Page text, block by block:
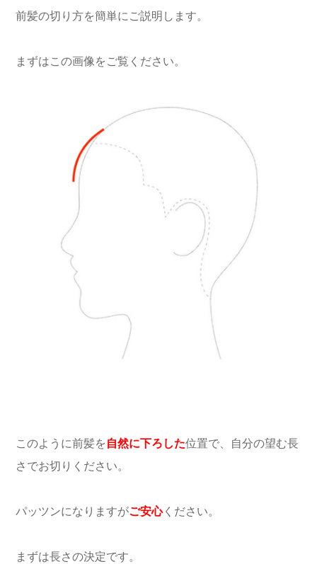
前髪の切り方を簡単にご説明します。
まずはこの画像をご覧ください。
このように前髪を 自然に下ろした位置で、自分の望む長
さでお切りください。
パッツンになりますがご安心ください。
まずは長さの決定です。